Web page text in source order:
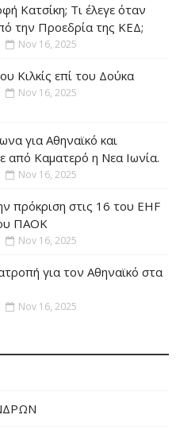
Κατσίκη; Τι έλεγε όταν
την Προεδρία της ΚΕΔ;
Nov 16, 2025
Κιλκίς επί του Δούκα
Nov 16, 2025
για Αθηναϊκό και
από Καματερό η Νεα Ιωνία.
Nov 16, 2025
πρόκριση στις 16 του EHF
ΠΑΟΚ
Nov 16, 2025
για τον Αθηναϊκό στα
Nov 16, 2025